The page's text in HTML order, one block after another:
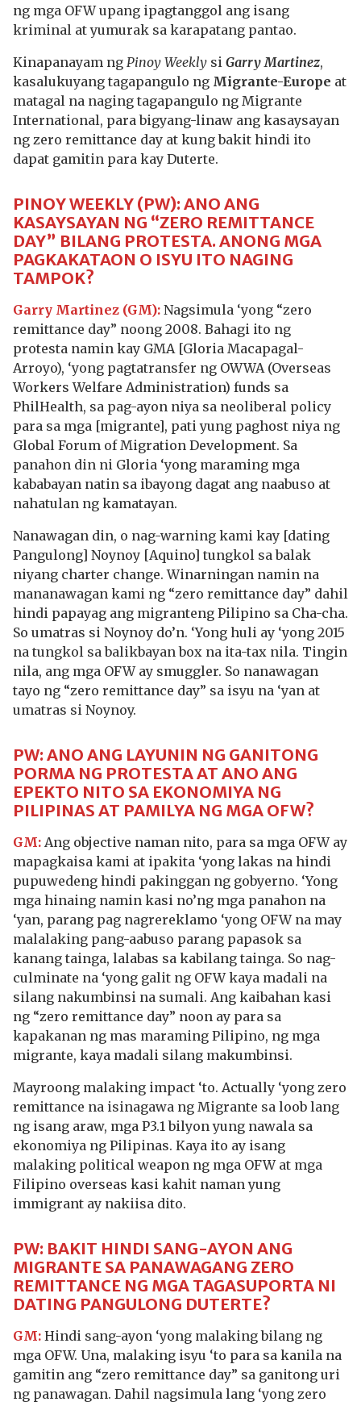
ng mga OFW upang ipagtanggol ang isang
kriminal at yumurak sa karapatang pantao.
Kinapanayam ng Pinoy Weekly si Garry Martinez,
kasalukuyang tagapangulo ng Migrante-Europe at
matagal na naging tagapangulo ng Migrante
International, para bigyang-linaw ang kasaysayan
ng zero remittance day at kung bakit hindi ito
dapat gamitin para kay Duterte.
PINOY WEEKLY (PW): ANO ANG
KASAYSAYAN NG “ZERO REMITTANCE
DAY” BILANG PROTESTA. ANONG MGA
PAGKAKATAON O ISYU ITO NAGING
TAMPOK?
Garry Martinez (GM): Nagsimula ‘yong “zero
remittance day” noong 2008. Bahagi ito ng
protesta namin kay GMA [Gloria Macapagal-
Arroyo), ‘yong pagtatransfer ng OWWA (Overseas
Workers Welfare Administration) funds sa
PhilHealth, sa pag-ayon niya sa neoliberal policy
para sa mga [migrante], pati yung paghost niya ng
Global Forum of Migration Development. Sa
panahon din ni Gloria ‘yong maraming mga
kababayan natin sa ibayong dagat ang naabuso at
nahatulan ng kamatayan.
Nanawagan din, o nag-warning kami kay [dating
Pangulong] Noynoy [Aquino] tungkol sa balak
niyang charter change. Winarningan namin na
mananawagan kami ng “zero remittance day” dahil
hindi papayag ang migranteng Pilipino sa Cha-cha.
So umatras si Noynoy do’n. ‘Yong huli ay ‘yong 2015
na tungkol sa balikbayan box na ita-tax nila. Tingin
nila, ang mga OFW ay smuggler. So nanawagan
tayo ng “zero remittance day” sa isyu na ‘yan at
umatras si Noynoy.
PW: ANO ANG LAYUNIN NG GANITONG
PORMA NG PROTESTA AT ANO ANG
EPEKTO NITO SA EKONOMIYA NG
PILIPINAS AT PAMILYA NG MGA OFW?
GM: Ang objective naman nito, para sa mga OFW ay
mapagkaisa kami at ipakita ‘yong lakas na hindi
pupuwedeng hindi pakinggan ng gobyerno. ‘Yong
mga hinaing namin kasi no’ng mga panahon na
‘yan, parang pag nagrereklamo ‘yong OFW na may
malalaking pang-aabuso parang papasok sa
kanang tainga, lalabas sa kabilang tainga. So nag-
culminate na ‘yong galit ng OFW kaya madali na
silang nakumbinsi na sumali. Ang kaibahan kasi
ng “zero remittance day” noon ay para sa
kapakanan ng mas maraming Pilipino, ng mga
migrante, kaya madali silang makumbinsi.
Mayroong malaking impact ‘to. Actually ‘yong zero
remittance na isinagawa ng Migrante sa loob lang
ng isang araw, mga P3.1 bilyon yung nawala sa
ekonomiya ng Pilipinas. Kaya ito ay isang
malaking political weapon ng mga OFW at mga
Filipino overseas kasi kahit naman yung
immigrant ay nakiisa dito.
PW: BAKIT HINDI SANG-AYON ANG
MIGRANTE SA PANAWAGANG ZERO
REMITTANCE NG MGA TAGASUPORTA NI
DATING PANGULONG DUTERTE?
GM: Hindi sang-ayon ‘yong malaking bilang ng
mga OFW. Una, malaking isyu ‘to para sa kanila na
gamitin ang “zero remittance day” sa ganitong uri
ng panawagan. Dahil nagsimula lang ‘yong zero